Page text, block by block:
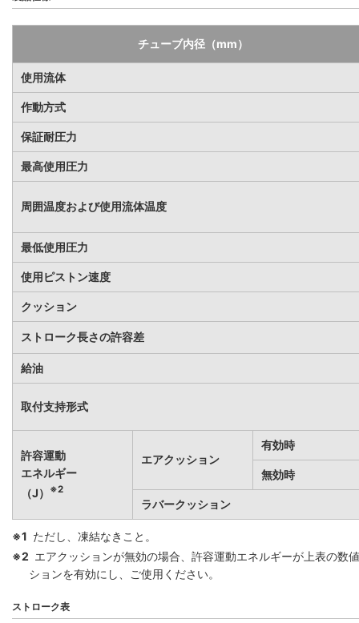
チューブ内径（mm）
使用流体
作動方式
保証耐圧力
最高使用圧力
周囲温度および使用流体温度
最低使用圧力
使用ピストン速度
クッション
ストローク長さの許容差
給油
取付支持形式
許容運動
エネルギー
（J）
※2
エアクッション
有効時
無効時
ラバークッション
※1 ただし、凍結なきこと。
※2 エアクッションが無効の場合、許容運動エネルギーが上表の数
ションを有効にし、ご使用ください。
ストローク表